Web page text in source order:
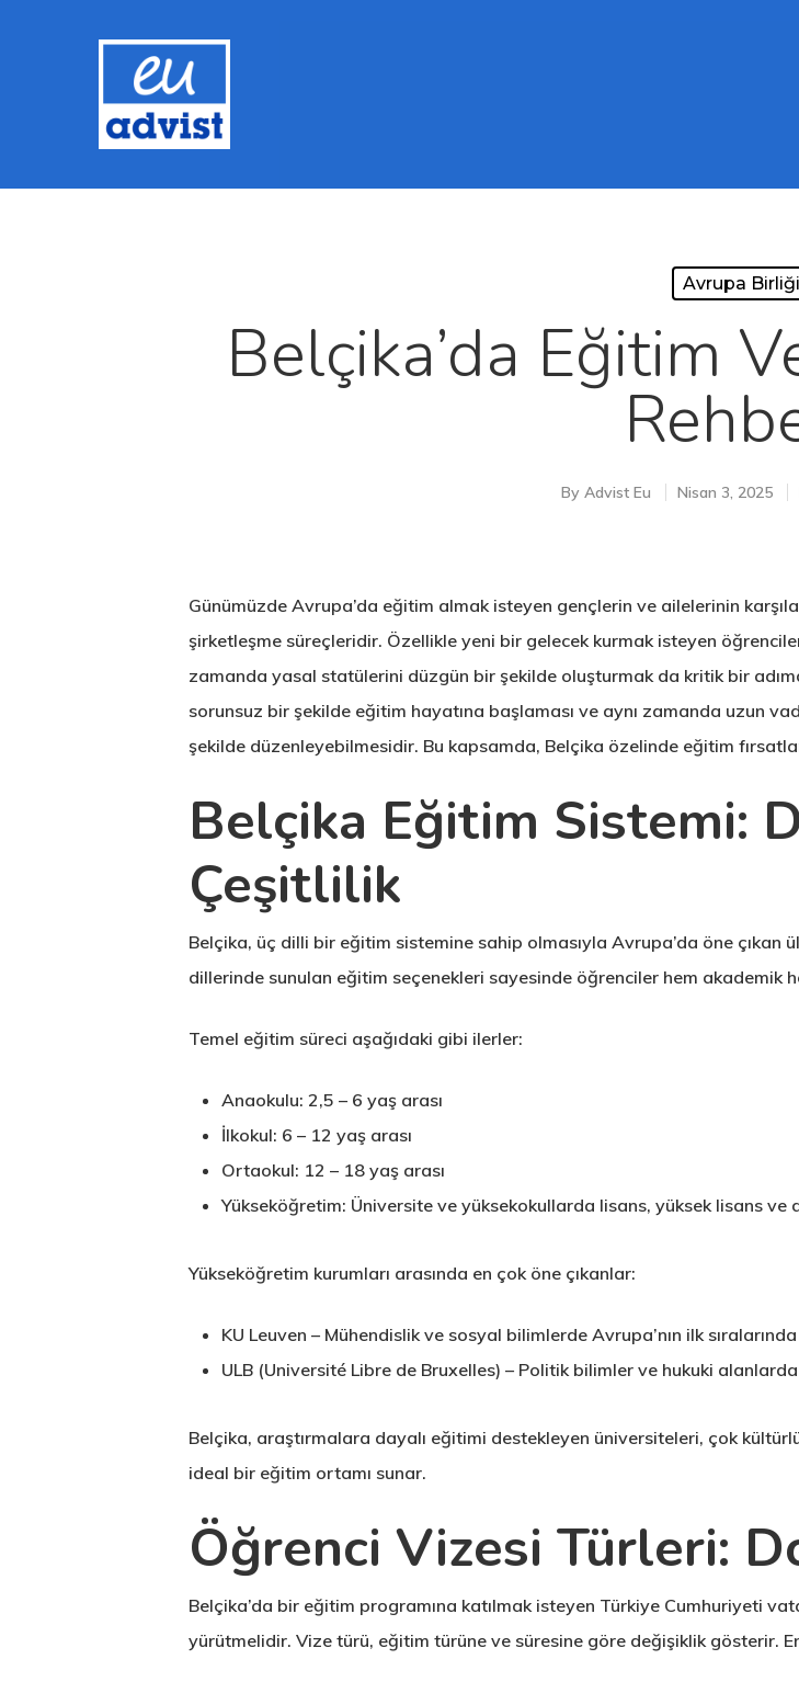
Hit enter to search or ESC to close
Avrupa Birliği
Belçika’da Eğitim
By Advist Eu Nisan 3, 2025
Günümüzde Avrupa’da eğitim almak isteyen gençlerin ve ailelerinin
şirketleşme süreçleridir. Özellikle yeni bir gelecek kurmak isteyen
zamanda yasal statülerini düzgün bir şekilde oluşturmak da kritik bir
sorunsuz bir şekilde eğitim hayatına başlaması ve aynı zamanda uzun
şekilde düzenleyebilmesidir. Bu kapsamda, Belçika özelinde eğitim
Belçika Eğitim Sistemi:
Çeşitlilik
Belçika, üç dilli bir eğitim sistemine sahip olmasıyla Avrupa’da öne çıkan
dillerinde sunulan eğitim seçenekleri sayesinde öğrenciler hem akademik
Temel eğitim süreci aşağıdaki gibi ilerler:
Anaokulu: 2,5 – 6 yaş arası
İlkokul: 6 – 12 yaş arası
Ortaokul: 12 – 18 yaş arası
Yükseköğretim: Üniversite ve yüksekokullarda lisans, yüksek lisans ve
Yükseköğretim kurumları arasında en çok öne çıkanlar:
KU Leuven – Mühendislik ve sosyal bilimlerde Avrupa’nın ilk sıralarında
ULB (Université Libre de Bruxelles) – Politik bilimler ve hukuki
Belçika, araştırmalara dayalı eğitimi destekleyen üniversiteleri, çok
ideal bir eğitim ortamı sunar.
Öğrenci Vizesi Türleri:
Belçika’da bir eğitim programına katılmak isteyen Türkiye Cumhuriyeti
yürütmelidir. Vize türü, eğitim türüne ve süresine göre değişiklik gösterir.